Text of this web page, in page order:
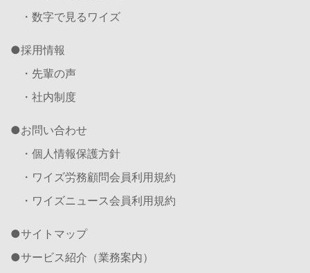
・数字で見るワイズ
採用情報
・先輩の声
・社内制度
お問い合わせ
・個人情報保護方針
・ワイズ労務顧問会員利用規約
・ワイズニュース会員利用規約
サイトマップ
サービス紹介（業務案内）